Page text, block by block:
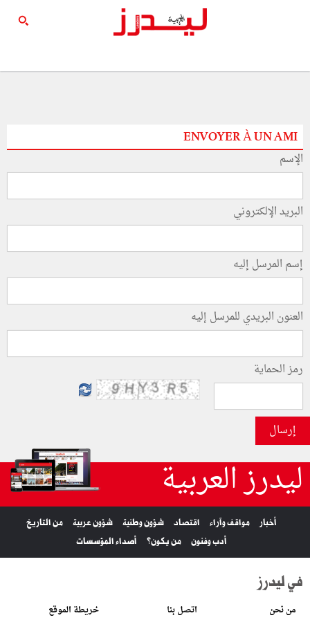
ENVOYER À UN AMI
الإسم
البريد الإلكتروني
إسم المرسل إليه
العنون البريدي للمرسل إليه
رمز الحماية
إرسال
ليدرز العربية
أخبار مواقف وآراء اقتصاد شؤون وطنية شؤون عربية
من التاريخ
أدب وفنون
من يكون؟ أصداء المؤسسات
في ليدرز
من نحن اتصل بنا خريطة الموقع